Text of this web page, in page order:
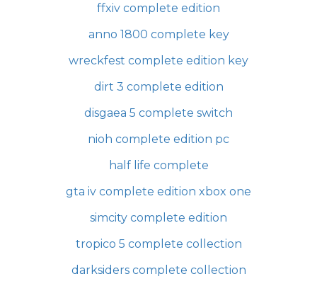
ffxiv complete edition
anno 1800 complete key
wreckfest complete edition key
dirt 3 complete edition
disgaea 5 complete switch
nioh complete edition pc
half life complete
gta iv complete edition xbox one
simcity complete edition
tropico 5 complete collection
darksiders complete collection